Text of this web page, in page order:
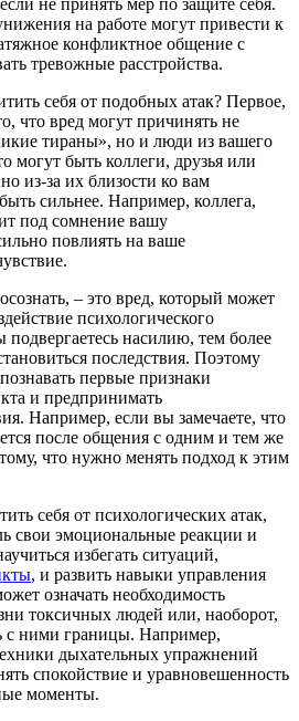
не принять мер по защите себя.
на работе могут привести к
конфликтное общение с
тревожные расстройства.
себя от подобных атак? Первое,
что вред могут причинять не
тираны», но и люди из вашего
могут быть коллеги, друзья или
из-за их близости ко вам
сильнее. Например, коллега,
под сомнение вашу
повлиять на ваше
– это вред, который может
психологического
насилию, тем более
последствия. Поэтому
первые признаки
и предпринимать
Например, если вы замечаете, что
после общения с одним и тем же
что нужно менять подход к этим
себя от психологических атак,
свои эмоциональные реакции и
избегать ситуаций,
, и развить навыки управления
означать необходимость
токсичных людей или, наоборот,
с ними границы. Например,
дыхательных упражнений
спокойствие и уравновешенность
моменты.